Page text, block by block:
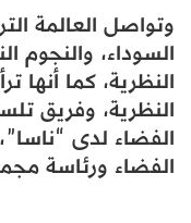
وتواصل العالمة
السوداء، والنجوم
النظرية، كما أنها
النظرية، وفريق
الفضاء لدى
الفضاء ورئاسة